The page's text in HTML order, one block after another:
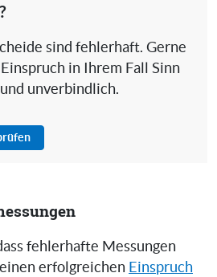
sind fehlerhaft. Gerne
in Ihrem Fall Sinn
unverbindlich.
fehlerhafte Messungen
erfolgreichen Einspruch